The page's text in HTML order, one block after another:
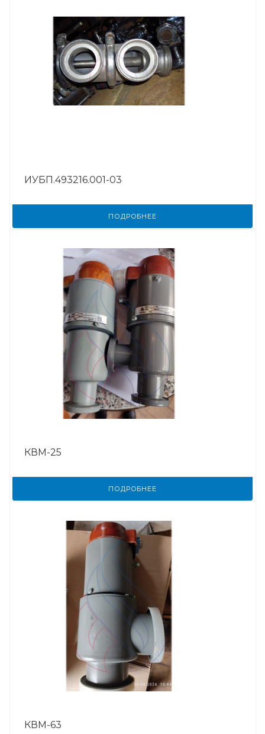
ИУБП.493216.001-03
ПОДРОБНЕЕ
КВМ-25
ПОДРОБНЕЕ
КВМ-63